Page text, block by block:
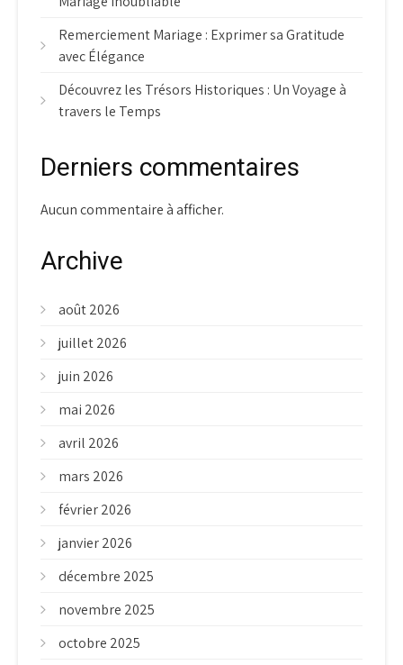
Remerciement Mariage : Exprimer sa Gratitude
avec Élégance
Découvrez les Trésors Historiques : Un Voyage à
travers le Temps
Derniers commentaires
Aucun commentaire à afficher.
Archive
août 2026
juillet 2026
juin 2026
mai 2026
avril 2026
mars 2026
février 2026
janvier 2026
décembre 2025
novembre 2025
octobre 2025